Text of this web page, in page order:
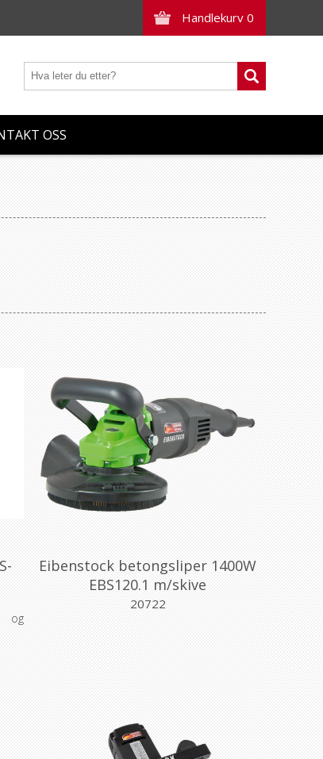
Handlekurv 0
OSS
og
Eibenstock betongsliper 1400W
EBS120.1 m/skive
20722